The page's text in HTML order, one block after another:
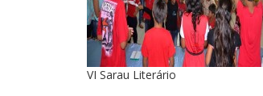
VI Sarau Literário